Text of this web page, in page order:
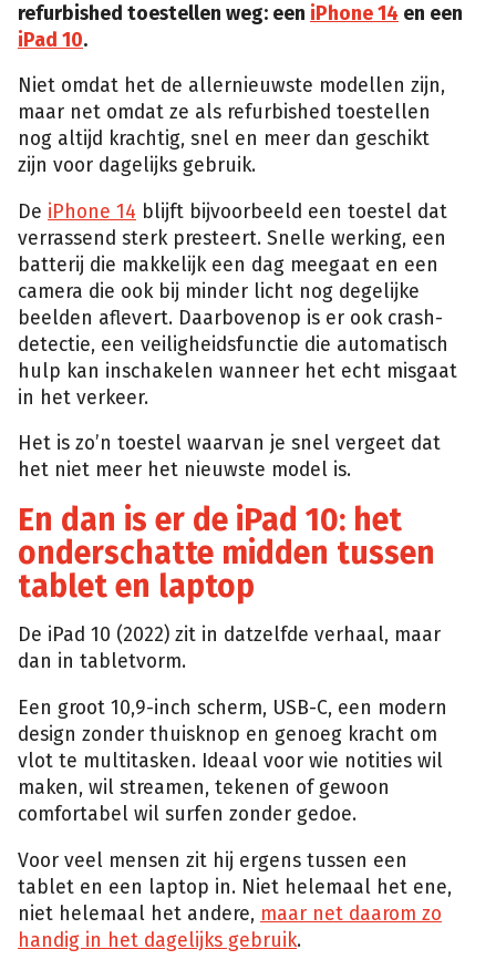
refurbished toestellen weg: een iPhone 14 en een
iPad 10.
Niet omdat het de allernieuwste modellen zijn,
maar net omdat ze als refurbished toestellen
nog altijd krachtig, snel en meer dan geschikt
zijn voor dagelijks gebruik.
De iPhone 14 blijft bijvoorbeeld een toestel dat
verrassend sterk presteert. Snelle werking, een
batterij die makkelijk een dag meegaat en een
camera die ook bij minder licht nog degelijke
beelden aflevert. Daarbovenop is er ook crash-
detectie, een veiligheidsfunctie die automatisch
hulp kan inschakelen wanneer het echt misgaat
in het verkeer.
Het is zo’n toestel waarvan je snel vergeet dat
het niet meer het nieuwste model is.
En dan is er de iPad 10: het
onderschatte midden tussen
tablet en laptop
De iPad 10 (2022) zit in datzelfde verhaal, maar
dan in tabletvorm.
Een groot 10,9-inch scherm, USB-C, een modern
design zonder thuisknop en genoeg kracht om
vlot te multitasken. Ideaal voor wie notities wil
maken, wil streamen, tekenen of gewoon
comfortabel wil surfen zonder gedoe.
Voor veel mensen zit hij ergens tussen een
tablet en een laptop in. Niet helemaal het ene,
niet helemaal het andere, maar net daarom zo
handig in het dagelijks gebruik.